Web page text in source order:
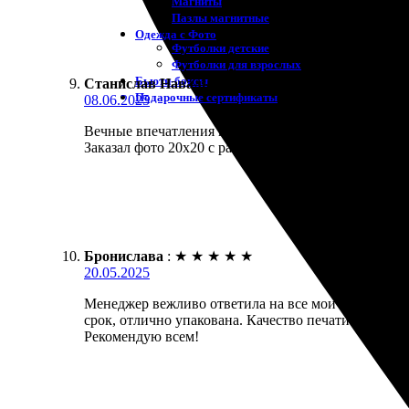
Пазлы магнитные
Одежда с Фото
Футболки детские
Футболки для взрослых
Бьюти-боксы
Подарочные сертификаты
Станислав Навальный
08.06.2025
Вечные впечатления и качественная работа.
Заказал фото 20х20 с рамкой, процесс занял
Бронислава : ★ ★ ★ ★ ★
20.05.2025
Менеджер вежливо ответила на все мои вопросы.
срок, отлично упакована. Качество печати
Рекомендую всем!